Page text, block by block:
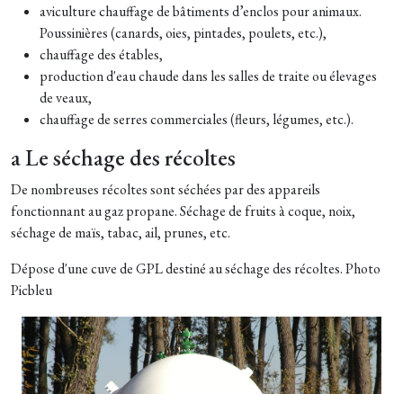
aviculture chauffage de bâtiments d’enclos pour animaux.
Poussinières (canards, oies, pintades, poulets, etc.),
chauffage des étables,
production d'eau chaude dans les salles de traite ou élevages
de veaux,
chauffage de serres commerciales (fleurs, légumes, etc.).
a Le séchage des récoltes
De nombreuses récoltes sont séchées par des appareils
fonctionnant au gaz propane. Séchage de fruits à coque, noix,
séchage de maïs, tabac, ail, prunes, etc.
Dépose d'une cuve de GPL destiné au séchage des récoltes. Photo
Picbleu